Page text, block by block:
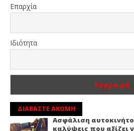
Επαρχία
Ιδιότητα
ΔΙΑΒΑΣΤΕ ΑΚΟΜΗ
Ασφάλιση
καλύψεις που αξίζει